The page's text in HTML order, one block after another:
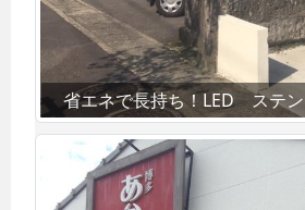
省エネで長持ち！LED ステ